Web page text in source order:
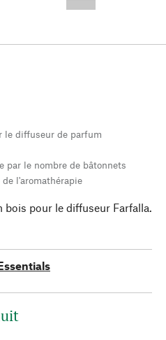
le diffuseur de parfum
par le nombre de bâtonnets
l'aromathérapie
bois pour le diffuseur Farfalla.